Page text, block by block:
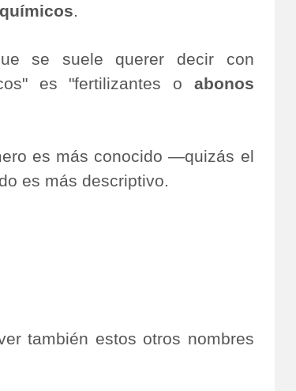
.
se suele querer decir con
es "fertilizantes o abonos
es más conocido ―quizás el
es más descriptivo.
también estos otros nombres